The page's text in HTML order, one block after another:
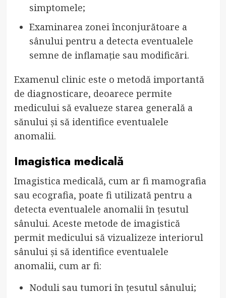
simptomele;
Examinarea zonei înconjurătoare a
sânului pentru a detecta eventualele
semne de inflamație sau modificări.
Examenul clinic este o metodă importantă
de diagnosticare, deoarece permite
medicului să evalueze starea generală a
sănului și să identifice eventualele
anomalii.
Imagistica medicală
Imagistica medicală, cum ar fi mamografia
sau ecografia, poate fi utilizată pentru a
detecta eventualele anomalii în țesutul
sânului. Aceste metode de imagistică
permit medicului să vizualizeze interiorul
sânului și să identifice eventualele
anomalii, cum ar fi:
Noduli sau tumori în țesutul sânului;